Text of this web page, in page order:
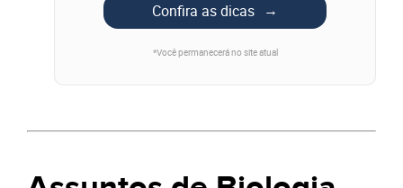
Confira as dicas
*Você permanecerá no site atual